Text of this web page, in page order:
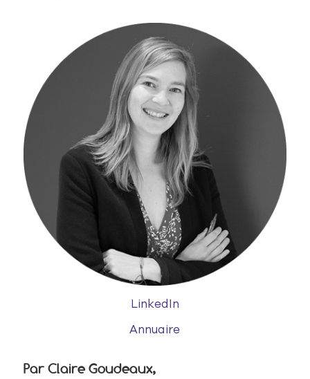
LinkedIn
Annuaire
Par Claire Goudeaux,